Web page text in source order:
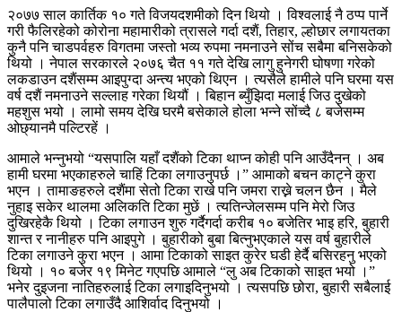
२०७७ साल कार्तिक १० गते विजयदशमीको दिन थियो । विश्वलाई नै ठप्प पार्ने
गरी फैलिरहेको कोरोना महामारीको त्रासले गर्दा दशैं, तिहार, ल्होछार लगायतका
कुनै पनि चाडपर्वहरु विगतमा जस्तो भव्य रुपमा नमनाउने सोंच सबैमा बनिसकेको
थियो । नेपाल सरकारले २०७६ चैत ११ गते देखि लागु हुनेगरी घोषणा गरेको
लकडाउन दशैंसम्म आइपुग्दा अन्त्य भएको थिएन । त्यसैले हामीले पनि घरमा यस
वर्ष दशैं नमनाउने सल्लाह गरेका थियौं । बिहान ब्युँझिदा मलाई जिउ दुखेको
महशुस भयो । लामो समय देखि घरमै बसेकाले होला भन्ने सोंच्दै ८ बजेसम्म
ओछ्यानमै पल्टिरहें ।
आमाले भन्नुभयो “यसपालि यहाँ दशैंको टिका थाप्न कोही पनि आउँदैनन् । अब
हामी घरमा भएकाहरुले चाहिं टिका लगाउनुपर्छ ।” आमाको बचन काट्ने कुरा
भएन । तामाङहरुले दशैंमा सेतो टिका राखे पनि जमरा राख्ने चलन छैन । मैले
नुहाइ सकेर थालमा अलिकति टिका मुछें । त्यतिन्जेलसम्म पनि मेरो जिउ
दुखिरहेकै थियो । टिका लगाउन शुरु गर्दैगर्दा करीब १० बजेतिर भाइ हरि, बुहारी
शान्त र नानीहरु पनि आइपुगे । बुहारीको बुबा बित्नुभएकाले यस वर्ष बुहारीले
टिका लगाउने कुरा भएन । आमा टिकाको साइत कुरेर घडी हेर्दै बसिरहनु भएको
थियो । १० बजेर १९ मिनेट गएपछि आमाले “लु अब टिकाको साइत भयो ।”
भनेर दुइजना नातिहरुलाई टिका लगाइदिनुभयो । त्यसपछि छोरा, बुहारी सबैलाई
पालैपालो टिका लगाउँदै आशिर्वाद दिनुभयो ।